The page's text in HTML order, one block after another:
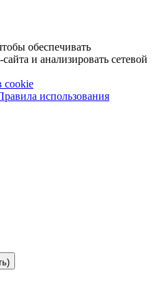
обеспечивать
и анализировать сетевой
cookie
использования